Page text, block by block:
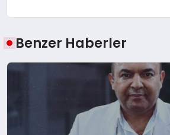
Benzer Haberler